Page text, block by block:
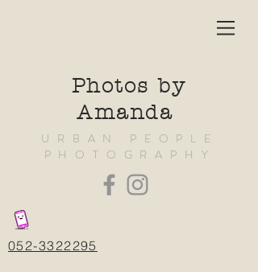
Photos by
Amanda
URBAN PEOPLE
PHOTOGRAPHY
052-3322295